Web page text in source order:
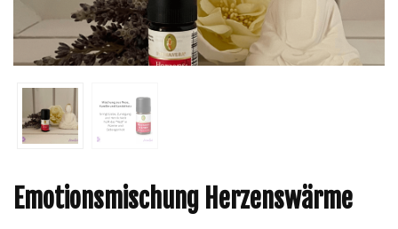
Emotionsmischung Herzenswärme